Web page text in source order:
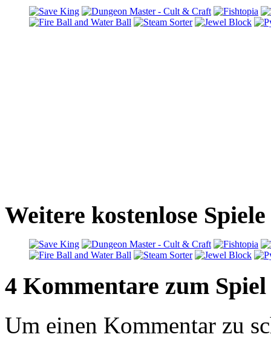
Weitere kostenlose
4 Kommentare zum Spiel
Um einen Kommentar zu